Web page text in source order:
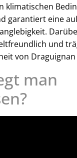
klimatischen
garantiert eine
und
von
man